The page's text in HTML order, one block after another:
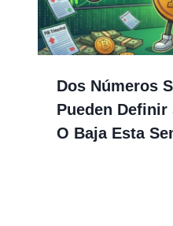
Dos Números
Pueden
O Baja Esta